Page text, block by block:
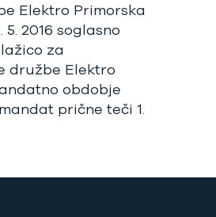
Elektro Primorska
5. 2016 soglasno
za
družbe Elektro
obdobje
prične teči 1.